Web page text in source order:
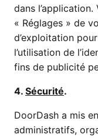
dans
« Réglages » de
d’exploitation
l’utilisation de
fins de publicité
4. Sécurité.
DoorDash a mis
administratifs,